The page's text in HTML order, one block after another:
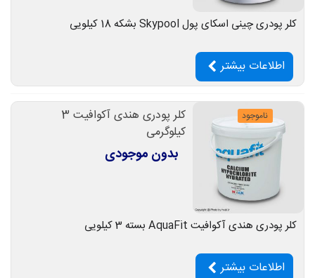
کلر پودری چینی اسکای پول Skypool بشکه 18 کیلویی
اطلاعات بیشتر
ناموجود
کلر پودری هندی آکوافیت 3
کیلوگرمی
بدون موجودی
کلر پودری هندی آکوافیت AquaFit بسته 3 کیلویی
اطلاعات بیشتر